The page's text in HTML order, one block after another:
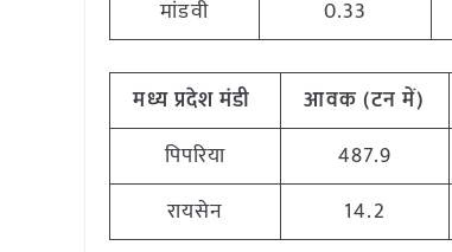
मांडवी
0.33
मध्यप्रदेश मंडी आवक (टन में)
पिपरिया
487.9
रायसेन
14.2